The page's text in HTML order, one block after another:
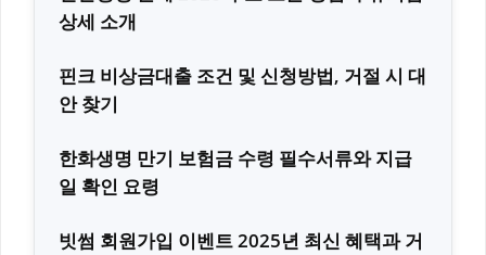
상세 소개
핀크 비상금대출 조건 및 신청방법, 거절 시 대
안 찾기
한화생명 만기 보험금 수령 필수서류와 지급
일 확인 요령
빗썸 회원가입 이벤트 2025년 최신 혜택과 거